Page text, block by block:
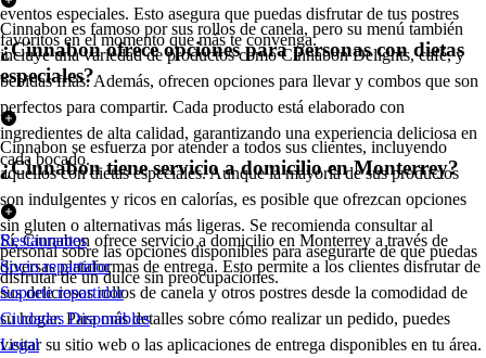
eventos especiales. Esto asegura que puedas disfrutar de tus postres
favoritos en el momento que más te convenga.
Cinnabon es famoso por sus rollos de canela, pero su menú también
incluye una variedad de productos como Cinnabon Delights, café, y
bebidas frías. Además, ofrecen opciones para llevar y combos que son
perfectos para compartir. Cada producto está elaborado con
ingredientes de alta calidad, garantizando una experiencia deliciosa en
cada bocado.
¿Cinnabon ofrece opciones para personas con dietas
especiales?
Cinnabon se esfuerza por atender a todos sus clientes, incluyendo
aquellos con dietas especiales. Aunque la mayoría de sus productos
son indulgentes y ricos en calorías, es posible que ofrezcan opciones
sin gluten o alternativas más ligeras. Se recomienda consultar al
personal sobre las opciones disponibles para asegurarte de que puedas
disfrutar de un dulce sin preocupaciones.
¿Cinnabon tiene servicio a domicilio en Monterrey?
Sí, Cinnabon ofrece servicio a domicilio en Monterrey a través de
diversas plataformas de entrega. Esto permite a los clientes disfrutar de
sus deliciosos rollos de canela y otros postres desde la comodidad de
su hogar. Para más detalles sobre cómo realizar un pedido, puedes
visitar su sitio web o las aplicaciones de entrega disponibles en tu área.
Restaurantes
Socio repartidor
Soporte repartidor
Ciudades Disponibles
Legal